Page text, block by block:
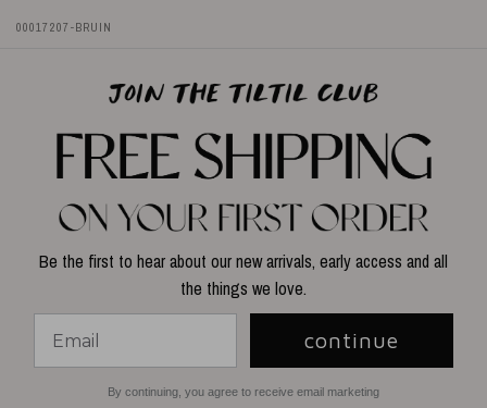
00017207-BRUIN
Be the first to hear about our new arrivals, early access and all
the things we love.
continue
By continuing, you agree to receive email marketing